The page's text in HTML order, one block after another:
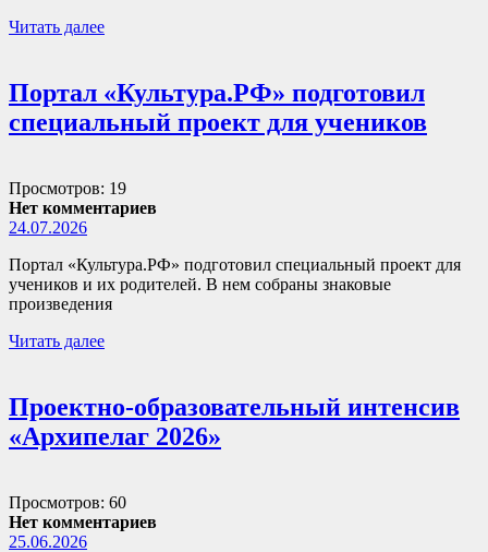
Читать далее
Портал «Культура.РФ» подготовил
специальный проект для учеников
Просмотров: 19
Нет комментариев
24.07.2026
Портал «Культура.РФ» подготовил специальный проект для
учеников и их родителей. В нем собраны знаковые
произведения
Читать далее
Проектно-образовательный интенсив
«Архипелаг 2026»
Просмотров: 60
Нет комментариев
25.06.2026